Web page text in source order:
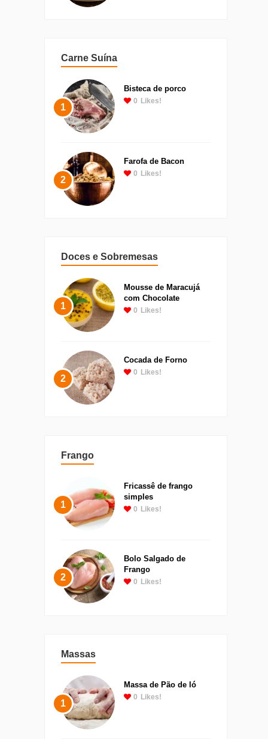
Carne Suína
1
Bisteca de porco
0 Likes!
2
Farofa de Bacon
0 Likes!
Doces e Sobremesas
1
Mousse de Maracujá
com Chocolate
0 Likes!
2
Cocada de Forno
0 Likes!
Frango
1
Fricassê de frango
simples
0 Likes!
2
Bolo Salgado de
Frango
0 Likes!
Massas
1
Massa de Pão de ló
0 Likes!